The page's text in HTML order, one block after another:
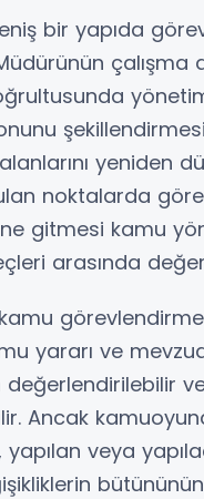
bir yapıda
çalışma
yeniden
noktalarda
gitmesi kamu
arasında
yararı ve
değerlendirilebilir
Ancak
veya